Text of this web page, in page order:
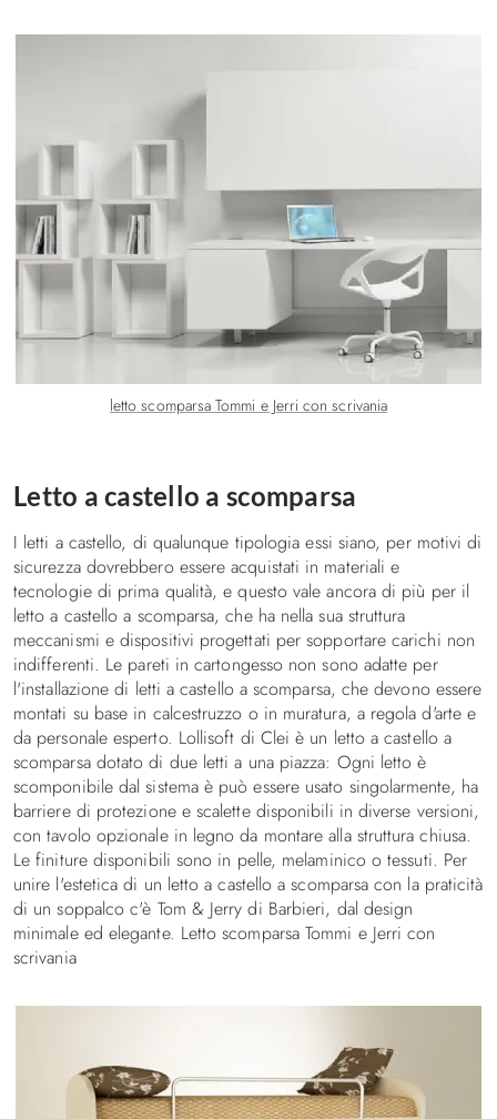
letto scomparsa Tommi e Jerri con scrivania
Letto a castello a scomparsa
I letti a castello, di qualunque tipologia essi siano, per motivi di
sicurezza dovrebbero essere acquistati in materiali e
tecnologie di prima qualità, e questo vale ancora di più per il
letto a castello a scomparsa, che ha nella sua struttura
meccanismi e dispositivi progettati per sopportare carichi non
indifferenti. Le pareti in cartongesso non sono adatte per
l'installazione di letti a castello a scomparsa, che devono essere
montati su base in calcestruzzo o in muratura, a regola d'arte e
da personale esperto. Lollisoft di Clei è un letto a castello a
scomparsa dotato di due letti a una piazza: Ogni letto è
scomponibile dal sistema è può essere usato singolarmente, ha
barriere di protezione e scalette disponibili in diverse versioni,
con tavolo opzionale in legno da montare alla struttura chiusa.
Le finiture disponibili sono in pelle, melaminico o tessuti. Per
unire l'estetica di un letto a castello a scomparsa con la praticità
di un soppalco c'è Tom & Jerry di Barbieri, dal design
minimale ed elegante. Letto scomparsa Tommi e Jerri con
scrivania